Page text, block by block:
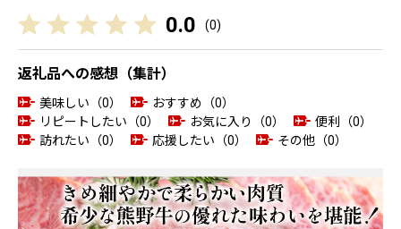
0.0 (0)
返礼品への感想（集計）
美味しい（0）
おすすめ（0）
リピートしたい（0）
お気に入り（0）
便利（0）
訪れたい（0）
応援したい（0） その他（0）